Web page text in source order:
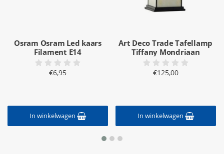
Osram Osram Led kaars
Filament E14
€6,95
In winkelwagen
Art Deco Trade Tafellamp
Tiffany Mondriaan
€125,00
In winkelwagen